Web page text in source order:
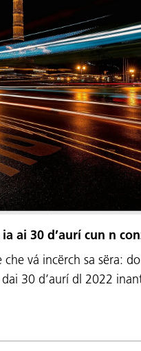
ai 30 d’aurí cun n
vá incërch sa sëra:
30 d’aurí dl 2022